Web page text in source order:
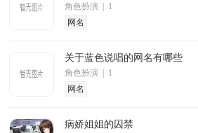
角色扮演 | 1
网名
关于蓝色说唱的网名有哪些
角色扮演 | 1
网名
病娇姐姐的囚禁